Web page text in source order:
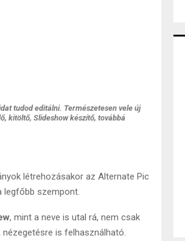
tudod editálni. Természetesen vele új
kitöltő, Slideshow készítő, továbbá
létrehozásakor az Alternate Pic
legfőbb szempont.
, mint a neve is utal rá, nem csak
is felhasználható.